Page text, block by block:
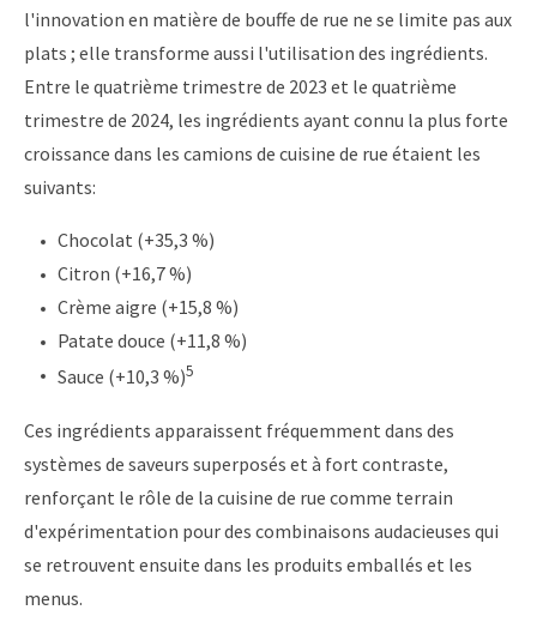
l'innovation en matière de bouffe de rue ne se limite pas aux
plats ; elle transforme aussi l'utilisation des ingrédients.
Entre le quatrième trimestre de 2023 et le quatrième
trimestre de 2024, les ingrédients ayant connu la plus forte
croissance dans les camions de cuisine de rue étaient les
suivants:
Chocolat (+35,3 %)
Citron (+16,7 %)
Crème aigre (+15,8 %)
Patate douce (+11,8 %)
Sauce (+10,3 %)5
Ces ingrédients apparaissent fréquemment dans des
systèmes de saveurs superposés et à fort contraste,
renforçant le rôle de la cuisine de rue comme terrain
d'expérimentation pour des combinaisons audacieuses qui
se retrouvent ensuite dans les produits emballés et les
menus.